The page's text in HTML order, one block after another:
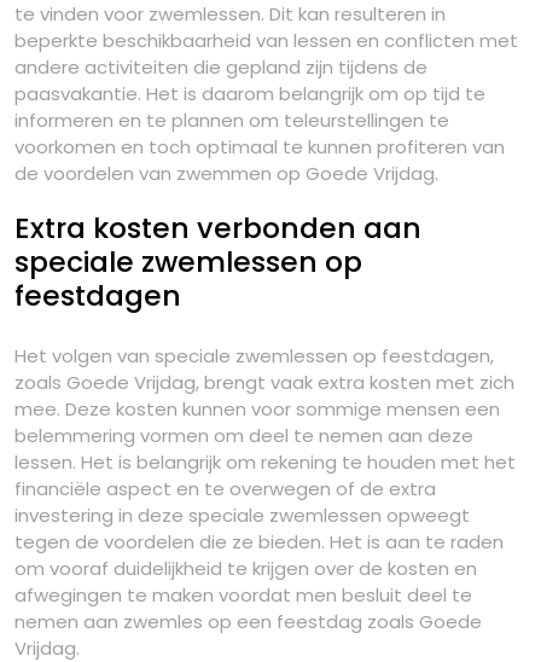
te vinden voor zwemlessen. Dit kan resulteren in
beperkte beschikbaarheid van lessen en conflicten met
andere activiteiten die gepland zijn tijdens de
paasvakantie. Het is daarom belangrijk om op tijd te
informeren en te plannen om teleurstellingen te
voorkomen en toch optimaal te kunnen profiteren van
de voordelen van zwemmen op Goede Vrijdag.
Extra kosten verbonden aan
speciale zwemlessen op
feestdagen
Het volgen van speciale zwemlessen op feestdagen,
zoals Goede Vrijdag, brengt vaak extra kosten met zich
mee. Deze kosten kunnen voor sommige mensen een
belemmering vormen om deel te nemen aan deze
lessen. Het is belangrijk om rekening te houden met het
financiële aspect en te overwegen of de extra
investering in deze speciale zwemlessen opweegt
tegen de voordelen die ze bieden. Het is aan te raden
om vooraf duidelijkheid te krijgen over de kosten en
afwegingen te maken voordat men besluit deel te
nemen aan zwemles op een feestdag zoals Goede
Vrijdag.